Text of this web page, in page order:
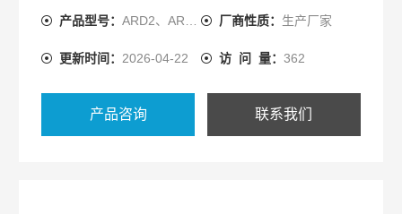
稳定生产保驾护航。
产品型号：ARD2、ARD2F、ARD3、ARD3T 厂商性质： 生产厂家
更新时间： 2026-04-22 访 问 量： 362
产品咨询 联系我们